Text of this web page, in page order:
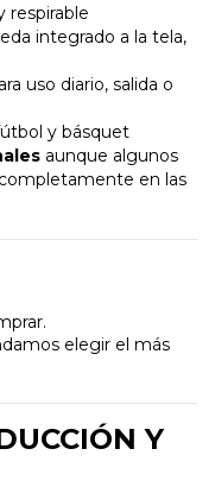
respirable
integrado a la tela,
uso diario, salida o
y básquet
aunque algunos
en las
elegir el más
Y